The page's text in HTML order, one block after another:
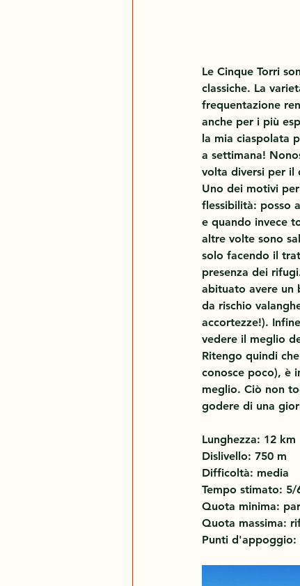
Le Cinque Torri
classiche. La
frequentazione
anche per i più
la mia ciaspolata
a settimana!
volta diversi per il
Uno dei motivi
flessibilità: posso
e quando invece
altre volte sono
solo facendo il
presenza dei
abituato avere un
da rischio
accortezze!).
vedere il meglio
Ritengo quindi
conosce poco), è
meglio. Ciò non
godere di una
Lunghezza: 12 km
Dislivello: 750 m
Difficoltà: media
Tempo stimato: 5/
Quota minima:
Quota massima:
Punti